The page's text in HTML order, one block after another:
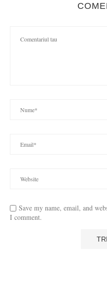
Save my name, email, and
I comment.